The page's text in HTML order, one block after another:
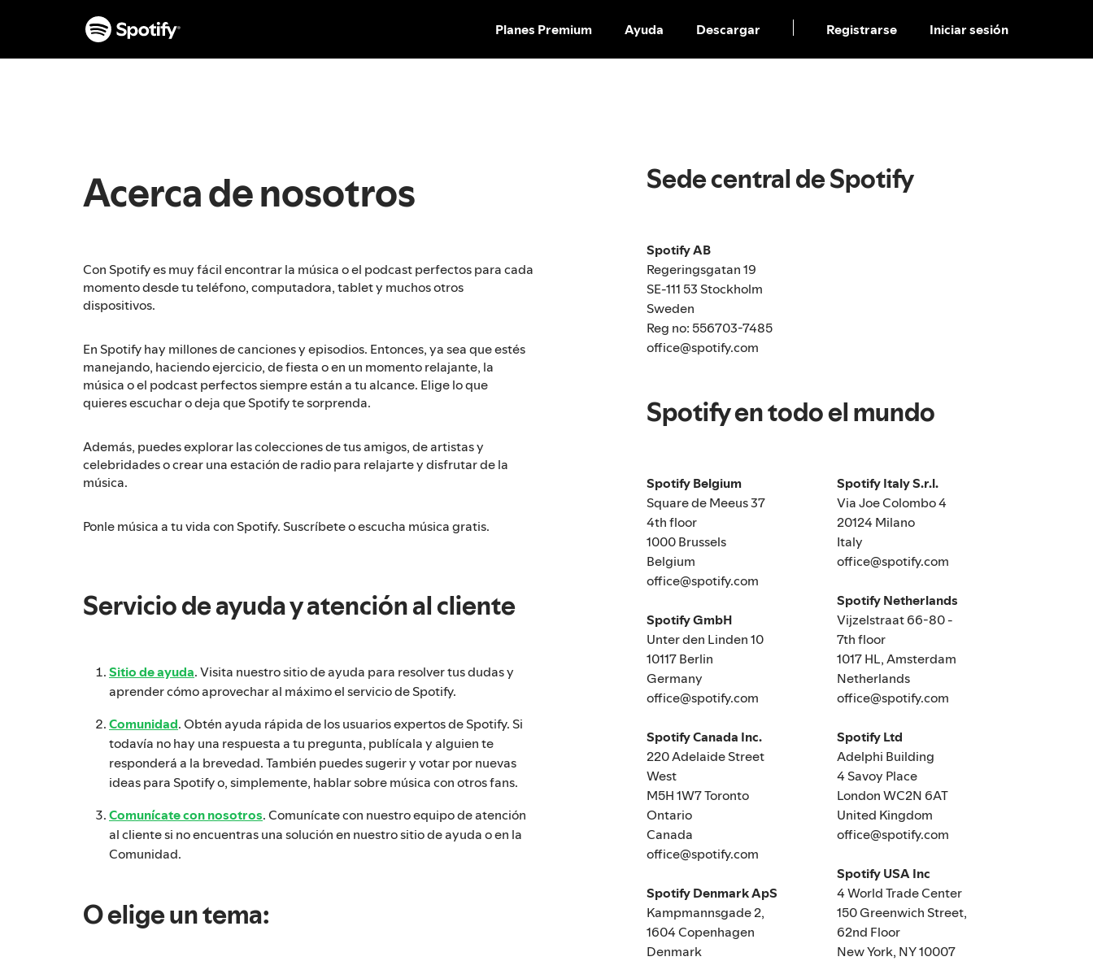
l
Planes Premium Ayuda Descargar Registrarse Iniciar sesión
Acerca de nosotros
Con Spotify es muy fácil encontrar la música o el podcast perfectos para cada
momento desde tu teléfono, computadora, tablet y muchos otros
dispositivos.
En Spotify hay millones de canciones y episodios. Entonces, ya sea que estés
manejando, haciendo ejercicio, de fiesta o en un momento relajante, la
música o el podcast perfectos siempre están a tu alcance. Elige lo que
quieres escuchar o deja que Spotify te sorprenda.
Además, puedes explorar las colecciones de tus amigos, de artistas y
celebridades o crear una estación de radio para relajarte y disfrutar de la
música.
Ponle música a tu vida con Spotify. Suscríbete o escucha música gratis.
Servicio de ayuda y atención al cliente
Sitio de ayuda. Visita nuestro sitio de ayuda para resolver tus dudas y
aprender cómo aprovechar al máximo el servicio de Spotify.
Comunidad. Obtén ayuda rápida de los usuarios expertos de Spotify. Si
todavía no hay una respuesta a tu pregunta, publícala y alguien te
responderá a la brevedad. También puedes sugerir y votar por nuevas
ideas para Spotify o, simplemente, hablar sobre música con otros fans.
Comunícate con nosotros. Comunícate con nuestro equipo de atención
al cliente si no encuentras una solución en nuestro sitio de ayuda o en la
Comunidad.
O elige un tema:
Sede central de Spotify
Spotify AB
Regeringsgatan 19
SE-111 53 Stockholm
Sweden
Reg no: 556703-7485
office@spotify.com
Spotify en todo el mundo
Spotify Belgium
Square de Meeus 37
4th floor
1000 Brussels
Belgium
office@spotify.com
Spotify GmbH
Unter den Linden 10
10117 Berlin
Germany
office@spotify.com
Spotify Canada Inc.
220 Adelaide Street
West
M5H 1W7 Toronto
Ontario
Canada
office@spotify.com
Spotify Denmark ApS
Kampmannsgade 2,
1604 Copenhagen
Denmark
Spotify Italy S.r.l.
Via Joe Colombo 4
20124 Milano
Italy
office@spotify.com
Spotify Netherlands
Vijzelstraat 66-80 -
7th floor
1017 HL, Amsterdam
Netherlands
office@spotify.com
Spotify Ltd
Adelphi Building
4 Savoy Place
London WC2N 6AT
United Kingdom
office@spotify.com
Spotify USA Inc
4 World Trade Center
150 Greenwich Street,
62nd Floor
New York, NY 10007